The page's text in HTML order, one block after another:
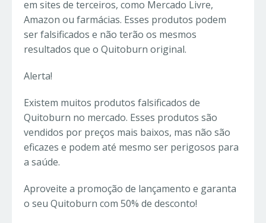
em sites de terceiros, como Mercado Livre,
Amazon ou farmácias. Esses produtos podem
ser falsificados e não terão os mesmos
resultados que o Quitoburn original.
Alerta!
Existem muitos produtos falsificados de
Quitoburn no mercado. Esses produtos são
vendidos por preços mais baixos, mas não são
eficazes e podem até mesmo ser perigosos para
a saúde.
Aproveite a promoção de lançamento e garanta
o seu Quitoburn com 50% de desconto!